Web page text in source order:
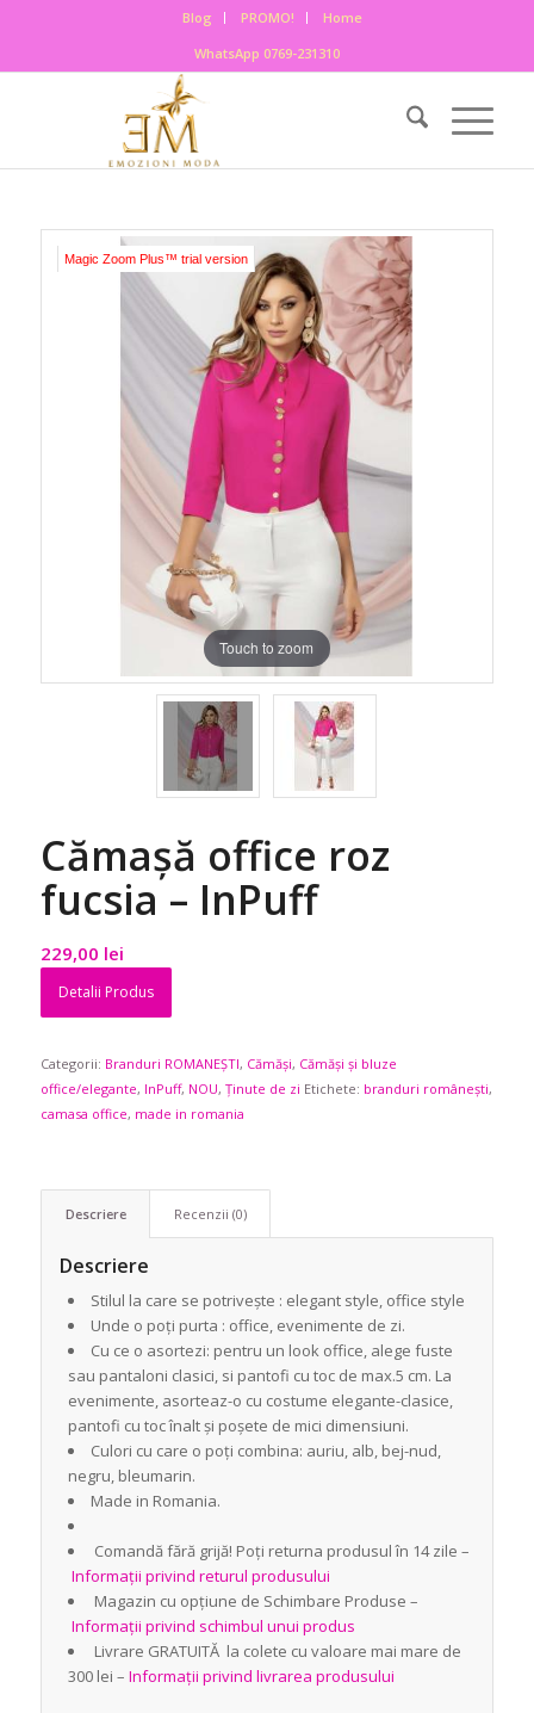
Blog PROMO!
Home
WhatsApp 0769-231310
Magic Zoom Plus™ trial version
Touch to zoom
Cămașă office roz
fucsia – InPuff
229,00 lei
Detalii Produs
Categorii: Branduri ROMANEȘTI, Cămăși, Cămăși și bluze
office/elegante, InPuff, NOU, Ținute de zi Etichete: branduri românești,
camasa office, made in romania
Descriere Recenzii (0)
Descriere
Stilul la care se potrivește : elegant style, office style
Unde o poți purta : office, evenimente de zi.
Cu ce o asortezi: pentru un look office, alege fuste
sau pantaloni clasici, si pantofi cu toc de max.5 cm. La
evenimente, asorteaz-o cu costume elegante-clasice,
pantofi cu toc înalt și poșete de mici dimensiuni.
Culori cu care o poți combina: auriu, alb, bej-nud,
negru, bleumarin.
Made in Romania.
Comandă fără grijă! Poți returna produsul în 14 zile –
Informații privind returul produsului
Magazin cu opțiune de Schimbare Produse –
Informații privind schimbul unui produs
Livrare GRATUITĂ la colete cu valoare mai mare de
300 lei – Informații privind livrarea produsului